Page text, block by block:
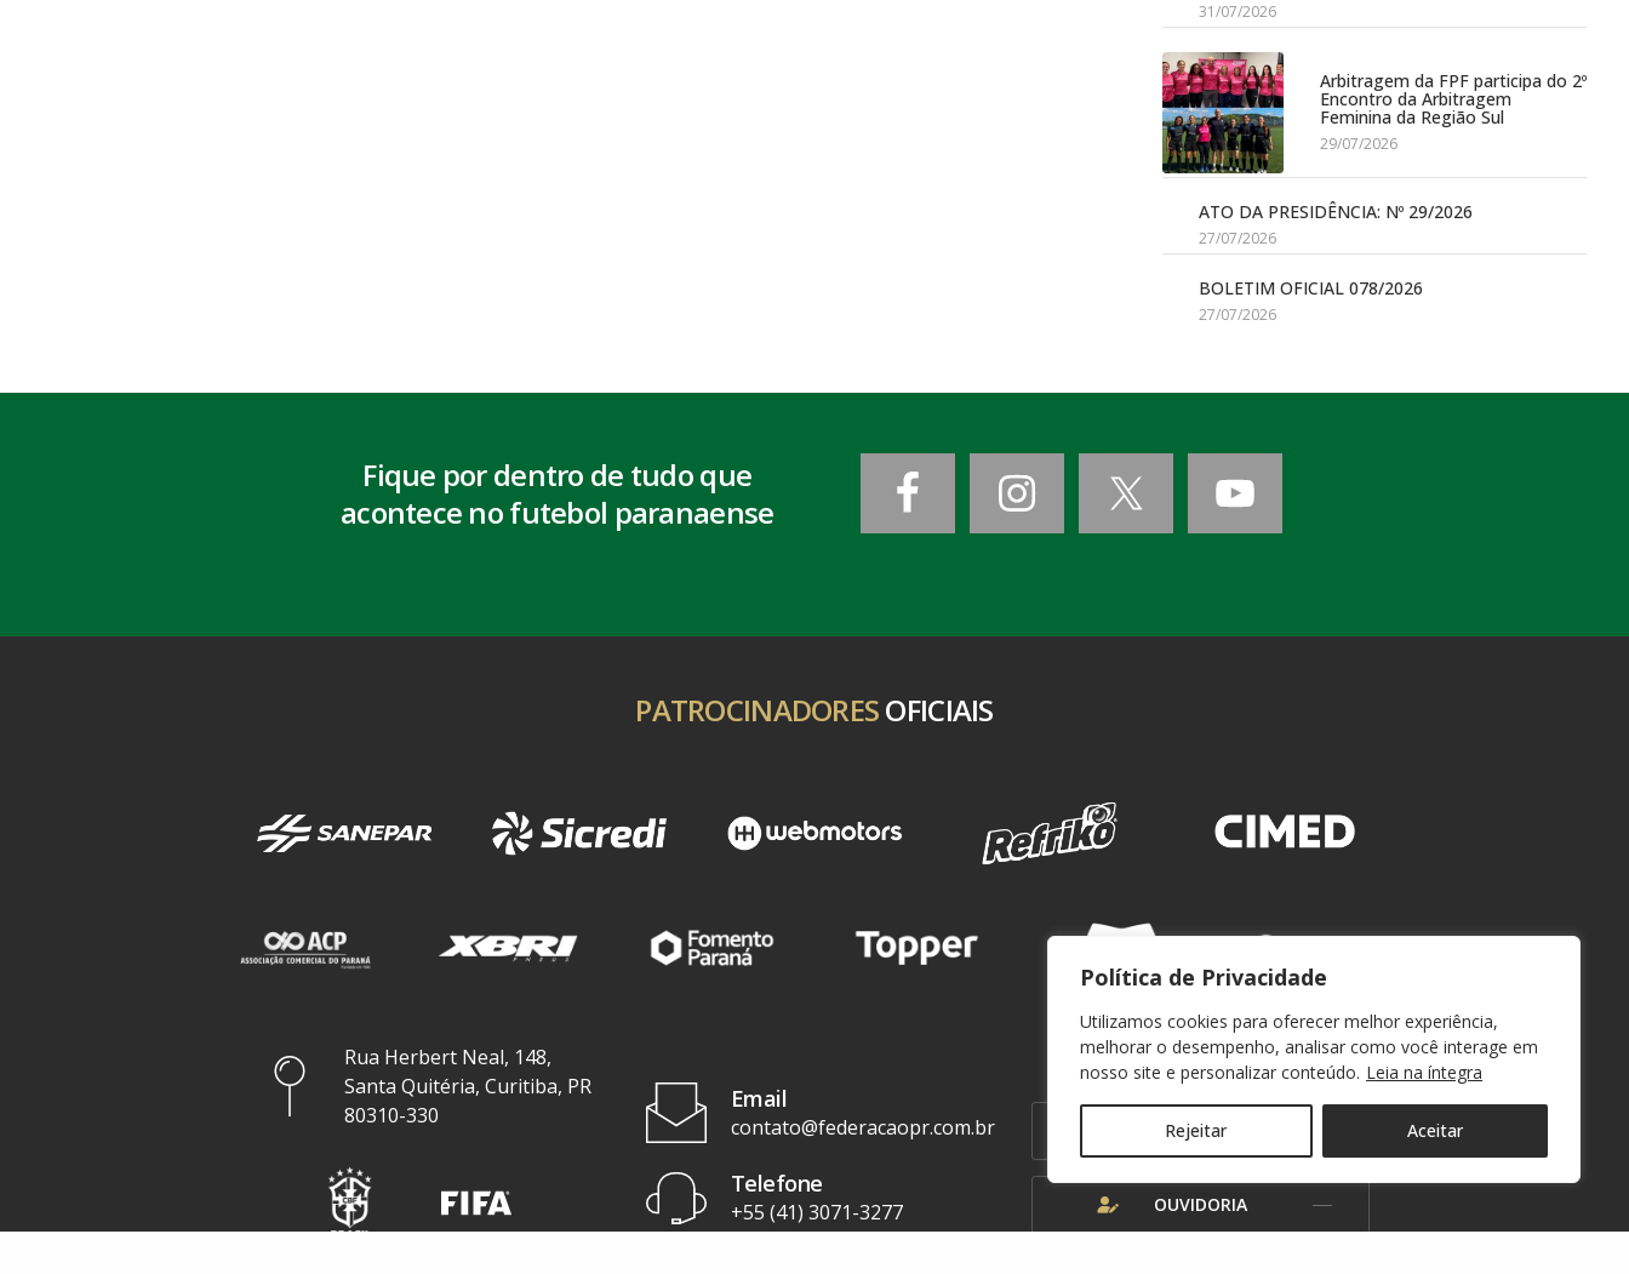
Política de Privacidade
Utilizamos cookies para oferecer melhor experiência,
melhorar o desempenho, analisar como você interage em
nosso site e personalizar conteúdo. Leia na íntegra
Rejeitar Aceitar
31/07/2026
Arbitragem da FPF participa do 2º
Encontro da Arbitragem
Feminina da Região Sul
29/07/2026
ATO DA PRESIDÊNCIA: Nº 29/2026
27/07/2026
BOLETIM OFICIAL 078/2026
27/07/2026
Fique por dentro de tudo que
acontece no futebol paranaense
PATROCINADORESOFICIAIS
Rua Herbert Neal, 148,
Santa Quitéria, Curitiba, PR
80310-330
Email
contato@federacaopr.com.br
Telefone
+55 (41) 3071-3277
WEBMAIL
OUVIDORIA